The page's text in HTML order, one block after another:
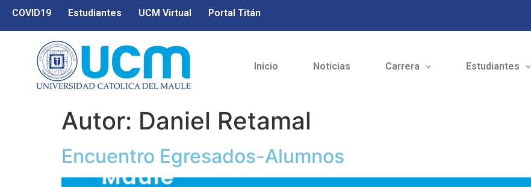
COVID19 Estudiantes UCM Virtual Portal Titán
Inicio Noticias Carrera Estudiantes
Autor: Daniel Retamal
Encuentro Egresados-Alumnos